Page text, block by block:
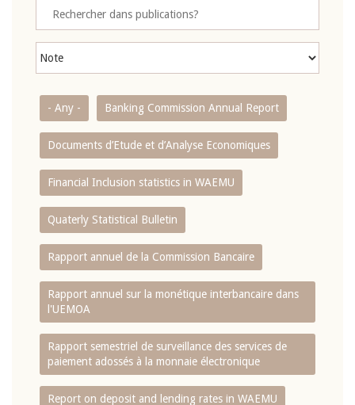
- Any - Banking Commission Annual Report
Documents d’Etude et d’Analyse Economiques
Financial Inclusion statistics in WAEMU
Quaterly Statistical Bulletin
Rapport annuel de la Commission Bancaire
Rapport annuel sur la monétique interbancaire dans
l'UEMOA
Rapport semestriel de surveillance des services de
paiement adossés à la monnaie électronique
Report on deposit and lending rates in WAEMU